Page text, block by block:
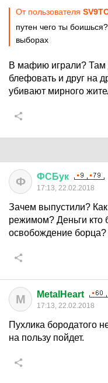
От пользователя
путен чего ты
выборах
В мафию играли? Там
блефовать и друг на
убивают мирного
Ф ФСБук
17:13, 22.02.2018
Зачем выпустили?
режимом? Деньги кто
освобождение борца?
M MetalHeart
17:13, 22.02.2018
Пухлика бородатого
на пользу пойдет.